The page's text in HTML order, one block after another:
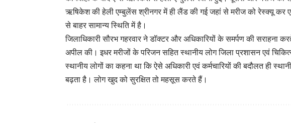
ऋषिकेश की हेली एम्बुलेंस श्रीनगर में ही लैंड की गई जहां से मरीज को रेस्क्यू कर
से बाहर सामान्य स्थिति में है।
जिलाधिकारी सौरभ गहरवार ने डॉक्टर और अधिकारियों के समर्पण की सराहना
अपील की। इधर मरीजों के परिजन सहित स्थानीय लोग जिला प्रशासन एवं
स्थानीय लोगों का कहना था कि ऐसे अधिकारी एवं कर्मचारियों की बदौलत ही
बढ़ता है। लोग खुद को सुरक्षित तो महसूस करते हैं।